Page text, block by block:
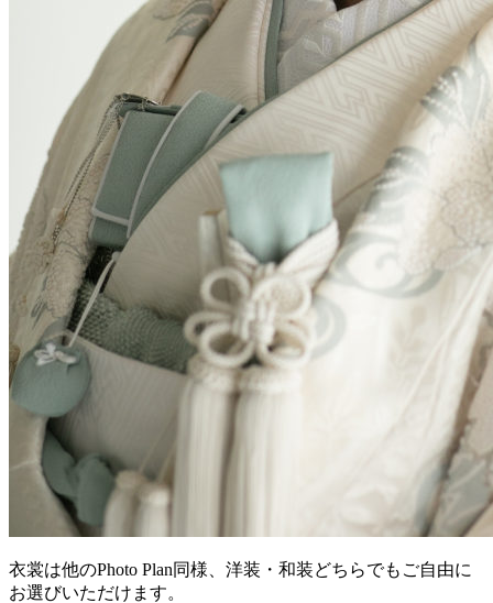
衣裳は他のPhoto Plan同様、洋装・和装どちらでもご自由に
お選びいただけます。